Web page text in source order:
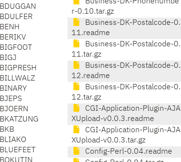
BDUGGAN
BDULFER
BENH
BERIKV
BIGFOOT
BIGJ
BIGPRESH
BILLWALZ
BINARY
BJEPS
BJOERN
BKATZUNG
BKB
BLIAKO
BLUEFEET
Business-DK-Phonenumbe
r-0.10.tar.gz
Business-DK-Postalcode-0.
11.readme
Business-DK-Postalcode-0.
11.tar.gz
Business-DK-Postalcode-0.
12.readme
Business-DK-Postalcode-0.
12.tar.gz
CGI-Application-Plugin-AJA
XUpload-v0.0.3.readme
CGI-Application-Plugin-AJA
XUpload-v0.0.3.tar.gz
Config-Perl-0.04.readme